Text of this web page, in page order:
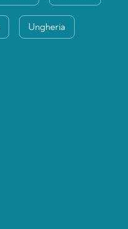
Ungheria